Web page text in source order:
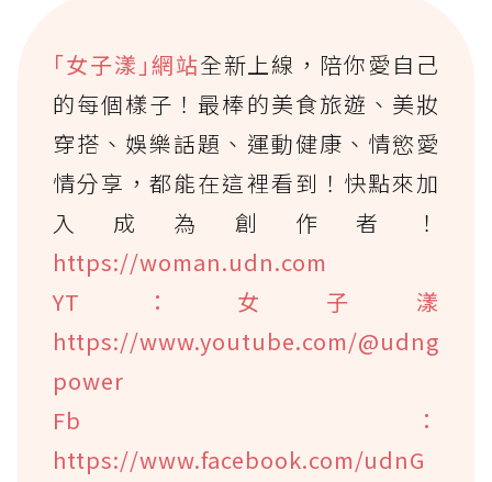
｢女子漾｣網站全新上線，陪你愛自己
的每個樣子！最棒的美食旅遊、美妝
穿搭、娛樂話題、運動健康、情慾愛
情分享，都能在這裡看到！快點來加
入成為創作者！
https://woman.udn.com
YT：女子漾
https://www.youtube.com/@udng
power
Fb：
https://www.facebook.com/udnG